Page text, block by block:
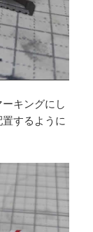
キングにし
するように